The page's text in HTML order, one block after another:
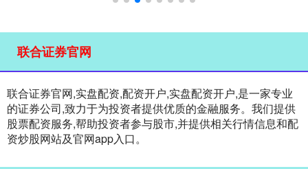
联合证券官网
联合证券官网,实盘配资,配资开户,实盘配资开户,是一家专业
的证券公司,致力于为投资者提供优质的金融服务。我们提供
股票配资服务,帮助投资者参与股市,并提供相关行情信息和配
资炒股网站及官网app入口。